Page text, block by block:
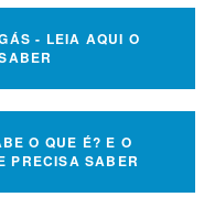
- LEIA AQUI O
O QUE É? E O
PRECISA SABER